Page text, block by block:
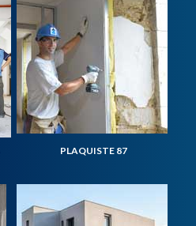
PLAQUISTE 87